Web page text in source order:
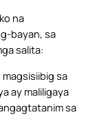
na
bayan, sa
salita:
sa
ay maliligaya
sa